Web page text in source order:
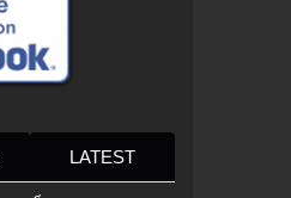
LATEST